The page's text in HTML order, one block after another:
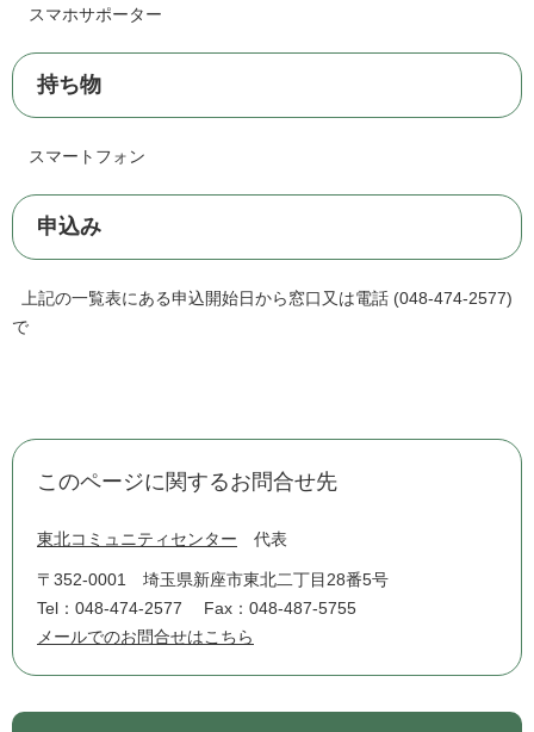
スマホサポーター
持ち物
スマートフォン
申込み
上記の一覧表にある申込開始日から窓口又は電話 (048-474-2577)
で
このページに関するお問合せ先
東北コミュニティセンター 代表
〒352-0001
埼玉県新座市東北二丁目28番5号
Tel：048-474-2577
Fax：048-487-5755
メールでのお問合せはこちら